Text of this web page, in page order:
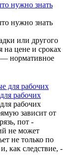
нужно знать
нужно знать
или другого
на цене и сроках
— нормативное
рабочих
рабочих
зависит от
пот -
не может
не только по
как следствие, -